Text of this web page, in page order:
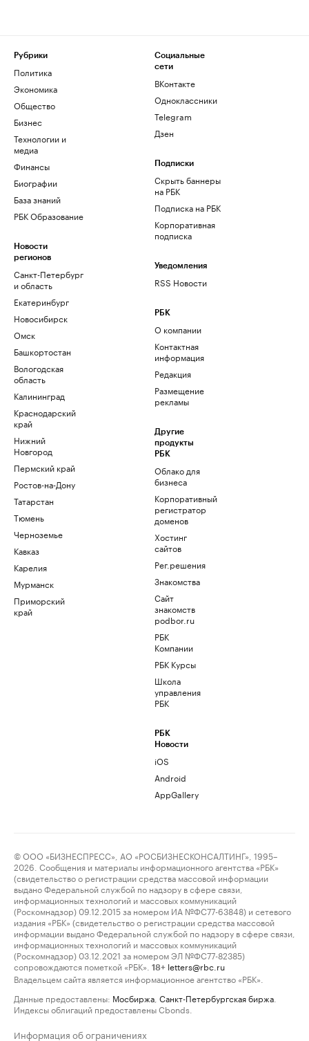
Рубрики
Политика
Экономика
Общество
Бизнес
Технологии и
медиа
Финансы
Биографии
База знаний
РБК Образование
Новости
регионов
Санкт-Петербург
и область
Екатеринбург
Новосибирск
Омск
Башкортостан
Вологодская
область
Калининград
Краснодарский
край
Нижний
Новгород
Пермский край
Ростов-на-Дону
Татарстан
Тюмень
Черноземье
Кавказ
Карелия
Мурманск
Приморский
край
Социальные
сети
ВКонтакте
Одноклассники
Telegram
Дзен
Подписки
Скрыть баннеры
на РБК
Подписка на РБК
Корпоративная
подписка
Уведомления
RSS Новости
РБК
О компании
Контактная
информация
Редакция
Размещение
рекламы
Другие
продукты
РБК
Облако для
бизнеса
Корпоративный
регистратор
доменов
Хостинг
сайтов
Рег.решения
Знакомства
Сайт
знакомств
podbor.ru
РБК
Компании
РБК Курсы
Школа
управления
РБК
РБК
Новости
iOS
Android
AppGallery
© ООО «БИЗНЕСПРЕСС», АО «РОСБИЗНЕСКОНСАЛТИНГ», 1995–
2026. Сообщения и материалы информационного агентства «РБК»
(свидетельство о регистрации средства массовой информации
выдано Федеральной службой по надзору в сфере связи,
информационных технологий и массовых коммуникаций
(Роскомнадзор) 09.12.2015 за номером ИА №ФС77-63848) и сетевого
издания «РБК» (свидетельство о регистрации средства массовой
информации выдано Федеральной службой по надзору в сфере связи,
информационных технологий и массовых коммуникаций
(Роскомнадзор) 03.12.2021 за номером ЭЛ №ФС77-82385)
сопровождаются пометкой «РБК».
18+ letters@rbc.ru
Владельцем сайта является информационное агентство «РБК».
Данные предоставлены: Мосбиржа Санкт-Петербургская биржа
Индексы облигаций предоставлены Cbonds.
Информация об ограничениях